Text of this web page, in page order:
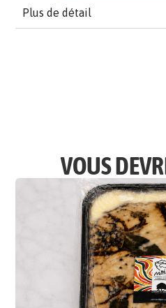
Plus de détail
VOUS